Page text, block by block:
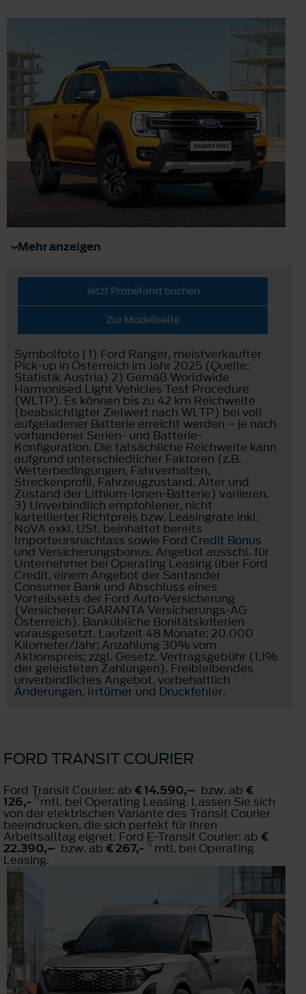
Mehr anzeigen
Jetzt Probefahrt buchen
Zur Modellseite
Symbolfoto | 1) Ford Ranger, meistverkaufter
Pick-up in Österreich im Jahr 2025 (Quelle:
Statistik Austria) 2) Gemäß Worldwide
Harmonised Light Vehicles Test Procedure
(WLTP). Es können bis zu 42 km Reichweite
(beabsichtigter Zielwert nach WLTP) bei voll
aufgeladener Batterie erreicht werden – je nach
vorhandener Serien- und Batterie-
Konfiguration. Die tatsächliche Reichweite kann
aufgrund unterschiedlicher Faktoren (z.B.
Wetterbedingungen, Fahrverhalten,
Streckenprofil, Fahrzeugzustand, Alter und
Zustand der Lithium-Ionen-Batterie) variieren.
3) Unverbindlich empfohlener, nicht
kartellierter Richtpreis bzw. Leasingrate inkl.
NoVA exkl. USt, beinhaltet bereits
Importeursnachlass sowie Ford Credit Bonus
und Versicherungsbonus. Angebot ausschl. für
Unternehmer bei Operating Leasing über Ford
Credit, einem Angebot der Santander
Consumer Bank und Abschluss eines
Vorteilssets der Ford Auto-Versicherung
(Versicherer: GARANTA Versicherungs-AG
Österreich). Bankübliche Bonitätskriterien
vorausgesetzt. Laufzeit 48 Monate; 20.000
Kilometer/Jahr; Anzahlung 30% vom
Aktionspreis; zzgl. Gesetz. Vertragsgebühr (1,1%
der geleisteten Zahlungen). Freibleibendes
unverbindliches Angebot, vorbehaltlich
Änderungen, Irrtümer und Druckfehler.
FORD TRANSIT COURIER
Ford Transit Courier: ab € 14.590,– bzw. ab €
126,- 1)mtl. bei Operating Leasing. Lassen Sie sich
von der elektrischen Variante des Transit Courier
beeindrucken, die sich perfekt für Ihren
Arbeitsalltag eignet. Ford E-Transit Courier: ab €
22.390,– bzw. ab € 267,- 1) mtl. bei Operating
Leasing.